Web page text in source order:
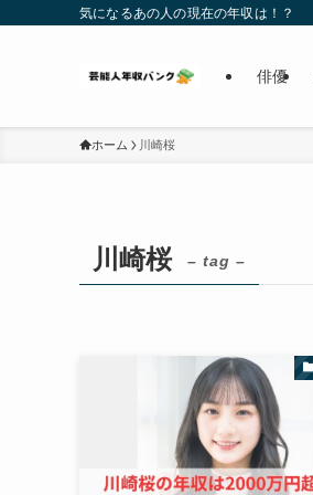
気になるあの人の現在の年収は！？
俳優
ホーム 川崎桜
川崎桜 – tag –